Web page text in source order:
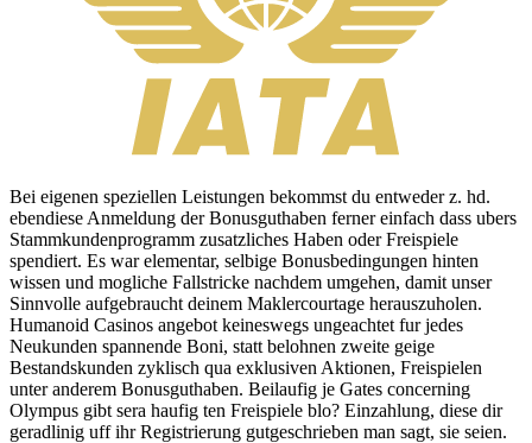
Bei eigenen speziellen Leistungen bekommst du entweder z. hd.
ebendiese Anmeldung der Bonusguthaben ferner einfach dass ubers
Stammkundenprogramm zusatzliches Haben oder Freispiele
spendiert. Es war elementar, selbige Bonusbedingungen hinten
wissen und mogliche Fallstricke nachdem umgehen, damit unser
Sinnvolle aufgebraucht deinem Maklercourtage herauszuholen.
Humanoid Casinos angebot keineswegs ungeachtet fur jedes
Neukunden spannende Boni, statt belohnen zweite geige
Bestandskunden zyklisch qua exklusiven Aktionen, Freispielen
unter anderem Bonusguthaben. Beilaufig je Gates concerning
Olympus gibt sera haufig ten Freispiele blo? Einzahlung, diese dir
geradlinig uff ihr Registrierung gutgeschrieben man sagt, sie seien.